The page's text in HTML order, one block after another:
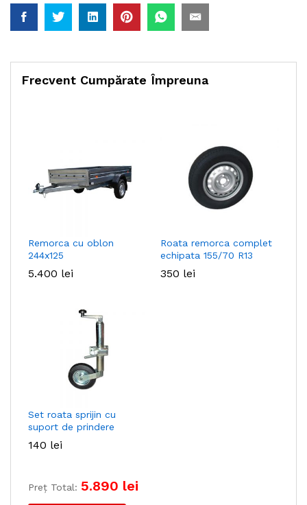
Frecvent Cumpărate Împreuna
Remorca cu oblon
244x125
5.400 lei
Roata remorca complet
echipata 155/70 R13
350 lei
Set roata sprijin cu
suport de prindere
140 lei
Preț Total: 5.890 lei